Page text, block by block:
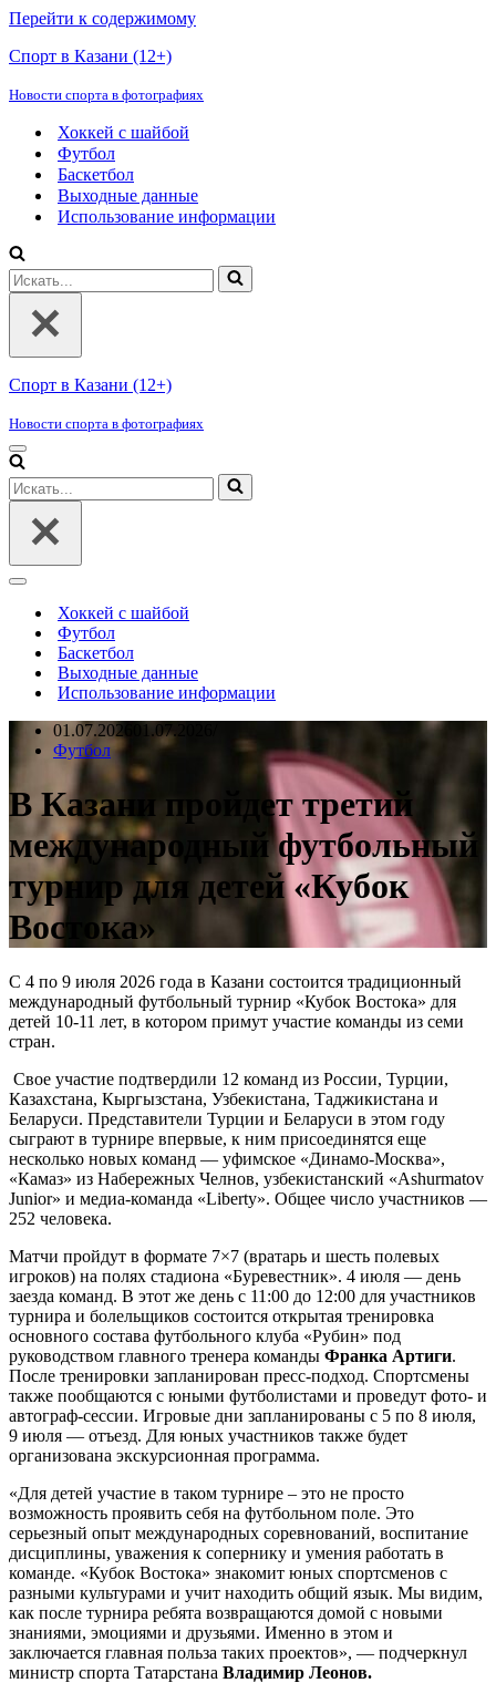
Перейти к содержимому
Спорт в Казани (12+)
Новости спорта в фотографиях
Хоккей с шайбой
Футбол
Баскетбол
Выходные данные
Использование информации
Искать...
Спорт в Казани (12+)
Новости спорта в фотографиях
Меню
навигации
Искать...
Меню
навигацииХоккей с шайбой
Футбол
Баскетбол
Выходные данные
Использование информации
01.07.2026
01.07.2026
Футбол
В Казани пройдет третий
международный футбольный
турнир для детей «Кубок
Востока»
С 4 по 9 июля 2026 года в Казани состоится традиционный
международный футбольный турнир «Кубок Востока» для
детей 10-11 лет, в котором примут участие команды из семи
стран.
Свое участие подтвердили 12 команд из России, Турции,
Казахстана, Кыргызстана, Узбекистана, Таджикистана и
Беларуси. Представители Турции и Беларуси в этом году
сыграют в турнире впервые, к ним присоединятся еще
несколько новых команд — уфимское «Динамо-Москва»,
«Камаз» из Набережных Челнов, узбекистанский «Ashurmatov
Junior» и медиа-команда «Liberty». Общее число участников —
252 человека.
Матчи пройдут в формате 7×7 (вратарь и шесть полевых
игроков) на полях стадиона «Буревестник». 4 июля — день
заезда команд. В этот же день с 11:00 до 12:00 для участников
турнира и болельщиков состоится открытая тренировка
основного состава футбольного клуба «Рубин» под
руководством главного тренера команды Франка Артиги.
После тренировки запланирован пресс-подход. Спортсмены
также пообщаются с юными футболистами и проведут фото- и
автограф-сессии. Игровые дни запланированы с 5 по 8 июля,
9 июля — отъезд. Для юных участников также будет
организована экскурсионная программа.
«Для детей участие в таком турнире – это не просто
возможность проявить себя на футбольном поле. Это
серьезный опыт международных соревнований, воспитание
дисциплины, уважения к сопернику и умения работать в
команде. «Кубок Востока» знакомит юных спортсменов с
разными культурами и учит находить общий язык. Мы видим,
как после турнира ребята возвращаются домой с новыми
знаниями, эмоциями и друзьями. Именно в этом и
заключается главная польза таких проектов», — подчеркнул
министр спорта Татарстана Владимир Леонов.